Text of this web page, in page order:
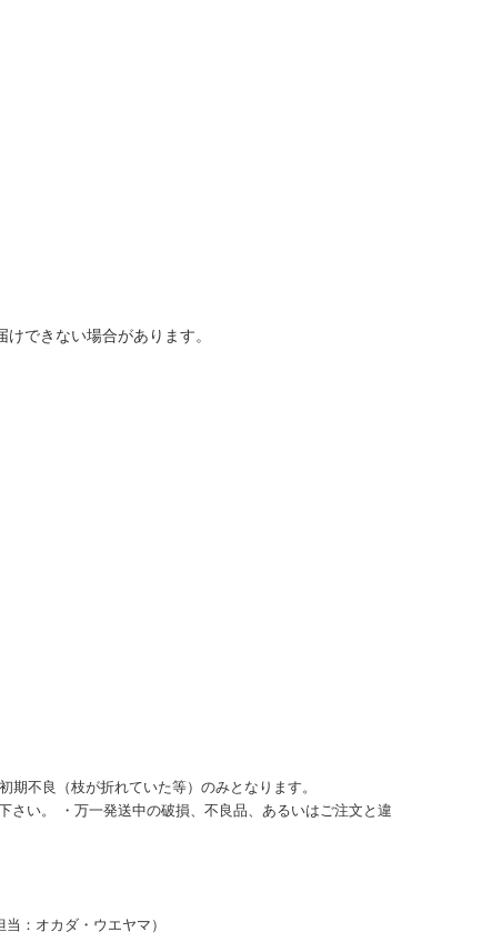
できない場合があります。
不良（枝が折れていた等）のみとなります。
さい。 ・万一発送中の破損、不良品、あるいはご注文と違
：オカダ・ウエヤマ）